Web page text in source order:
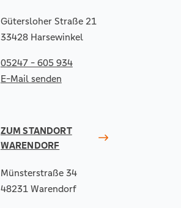
Gütersloher Straße 21
33428 Harsewinkel
05247 - 605 934
E-Mail senden
ZUM STANDORT
WARENDORF
Münsterstraße 34
48231 Warendorf